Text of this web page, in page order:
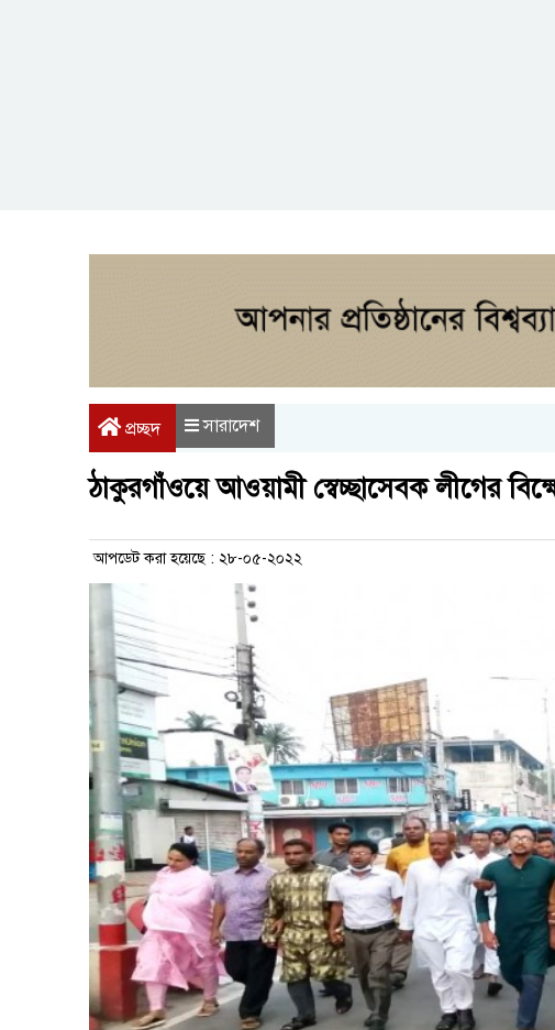
প্রচ্ছদ সারাদেশ
ঠাকুরগাঁওয়ে আওয়ামী স্বেচ্ছাসেবক লীগের
আপডেট করা হয়েছে : ২৮-০৫-২০২২